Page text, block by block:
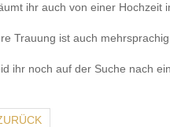
ihr auch von einer Hochzeit
Trauung ist auch
ihr noch auf der Suche nach